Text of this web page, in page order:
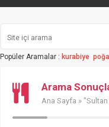
Popüler Aramalar : kurabiye
Arama
Ana Sayfa »